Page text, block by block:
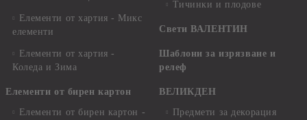
Елементи от хартия - Микс
елементи
Елементи от хартия -
Коледа и Зима
Елементи от бирен картон
Елементи от бирен картон -
Тичинки и плодове
Свети ВАЛЕНТИН
Шаблони за изрязване и
релеф
ВЕЛИКДЕН
Предмети за декорация